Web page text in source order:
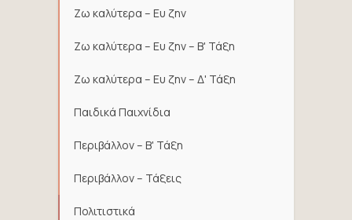
Ζω καλύτερα – Ευ ζην
Ζω καλύτερα – Ευ ζην – Β' Τάξη
Ζω καλύτερα – Ευ ζην – Δ' Τάξη
Παιδικά Παιχνίδια
Περιβάλλον – Β' Τάξη
Περιβάλλον – Τάξεις
Πολιτιστικά